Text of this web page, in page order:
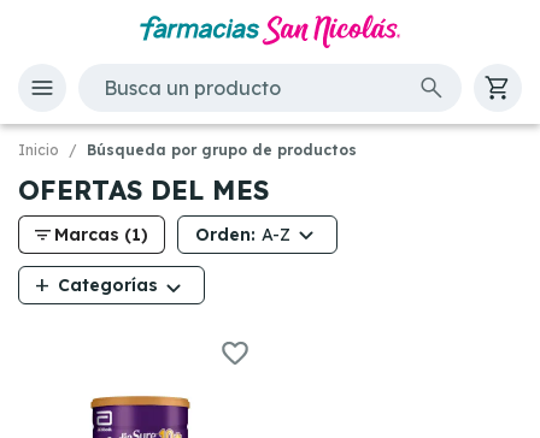
Inicio Búsqueda por grupo de productos
OFERTAS DEL MES
filter_list Marcas (1) Orden: A-Z
add Categorías